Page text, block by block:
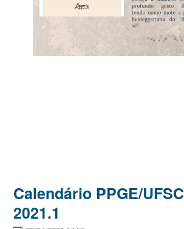
Calendário PPGE/UFSC
2021.1